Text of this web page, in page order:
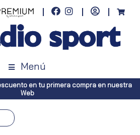
Menú
en tu primera compra en nuestra
Web